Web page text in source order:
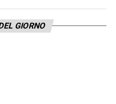
con tutte quelle
finite davanti. Le
GIORNO